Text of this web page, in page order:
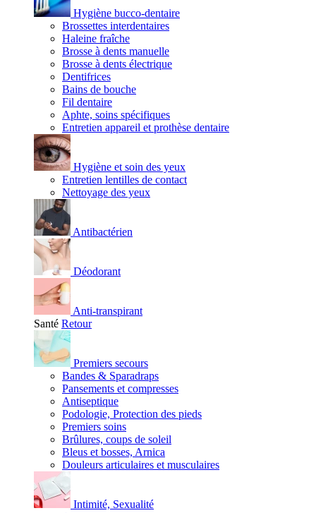
Hygiène bucco-dentaire
Brossettes interdentaires
Haleine fraîche
Brosse à dents manuelle
Brosse à dents électrique
Dentifrices
Bains de bouche
Fil dentaire
Aphte, soins spécifiques
Entretien appareil et prothèse dentaire
Hygiène et soin des yeux
Entretien lentilles de contact
Nettoyage des yeux
Antibactérien
Déodorant
Anti-transpirant
Santé Retour
Premiers secours
Bandes & Sparadraps
Pansements et compresses
Antiseptique
Podologie, Protection des pieds
Premiers soins
Brûlures, coups de soleil
Bleus et bosses, Arnica
Douleurs articulaires et musculaires
Intimité, Sexualité